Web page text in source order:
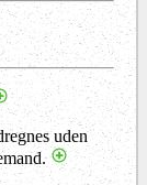
uden